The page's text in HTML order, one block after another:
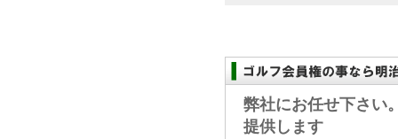
弊社にお任せ下さい
提供します